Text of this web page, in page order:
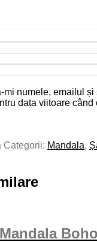
mi numele, emailul
data viitoare când
Categorii: Mandala,